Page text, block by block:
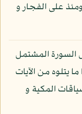
على الفجار و
السورة المشتمل
يتلوه من الآيات
المكية و